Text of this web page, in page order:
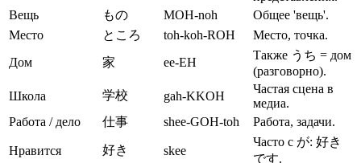
Вещь
もの MOH-noh
Общее 'вещь'.
Место
ところ toh-koh-ROH
Место, точка.
Дом
家 ee-EH
Также うち = дом
(разговорно).
Школа
学校 gah-KKOH
Частая сцена в
медиа.
Работа / дело
仕事 shee-GOH-toh Работа, задачи.
Нравится 好き skee
Часто с が: 好き
です.